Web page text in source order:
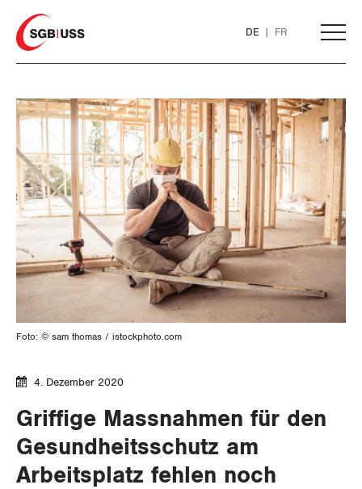
Home
DE FR
AKTUELL
THEMEN
ARBEIT
Löhne und Vertragspolitik
Flankierende Massnahmen und
Personenfreizügigkeit
Arbeitsrechte
Gewerkschaftsrechte
Arbeitssicherheit und Gesundheitsschutz
WIRTSCHAFT
Foto: © sam thomas / istockphoto.com
4. Dezember 2020
Griffige Massnahmen für den
Gesundheitsschutz am
Arbeitsplatz fehlen noch